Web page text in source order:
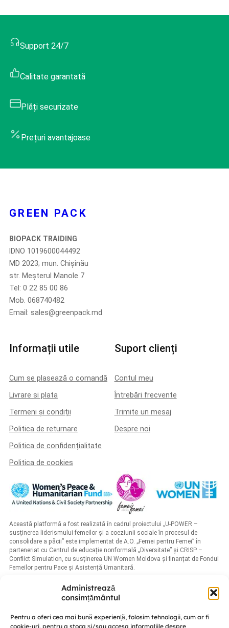
Administrează
consimțământul
Pentru a oferi cea mai bună experiență, folosim tehnologii, cum ar fi
cookie-uri, pentru a stoca și/sau accesa informațiile despre
Support 24/7
Calitate garantată
Plăți securizate
Prețuri avantajoase
GREEN PACK
BIOPACK TRAIDING
IDNO 1019600044492
MD 2023; mun. Chișinău
str. Meșterul Manole 7
Tel: 0 22 85 00 86
Mob. 068740482
Email: sales@greenpack.md
Informații utile
Cum se plasează o comandă
Livrare si plata
Termeni și condiții
Politica de returnare
Politica de confidențialitate
Politica de cookies
Suport clienți
Contul meu
Întrebări frecvente
Trimite un mesaj
Despre noi
Această platformă a fost realizată în cadrul proiectului „U-POWER –
susținerea liderismului femeilor și a coeziunii sociale în procesul de
consolidare a păcii” este implementat de A.O. „Femei pentru Femei” în
parteneriat cu Centrul de educație nonformală „Diversitate” și CRISP –
Conflict Simulation, cu susținerea UN Women Moldova și finanțat de Fondul
Femeilor pentru Pace și Asistență Umanitară.